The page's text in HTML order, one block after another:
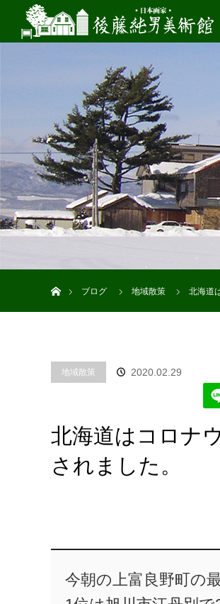
ブログ
地域散策 北海道
地域散策 2020.02.29
北海道はコロナ
されました。
今朝の上富良野町の